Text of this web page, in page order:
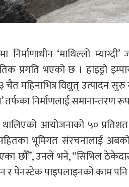
निर्माणाधीन ‘माथिल्लो
प्रगति भएको छ । हाइड्रो
महिनाभित्र विद्युत् उत्पादन
तर्फका निर्माणलाई समानान्तरण
थालिएको आयोजनाको ५०
भूमिगत संरचनालाई
छौँ”, उनले भने, “सिभिल
र पेनस्टेक पाइपलाइनको काम